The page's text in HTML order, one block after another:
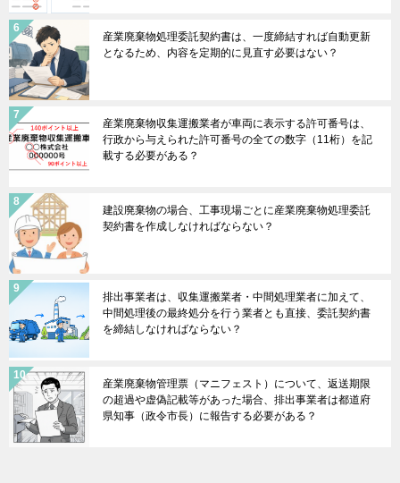
産業廃棄物処理委託契約書は、一度締結すれば自動更新
となるため、内容を定期的に見直す必要はない？
産業廃棄物収集運搬業者が車両に表示する許可番号は、
行政から与えられた許可番号の全ての数字（11桁）を記
載する必要がある？
建設廃棄物の場合、工事現場ごとに産業廃棄物処理委託
契約書を作成しなければならない？
排出事業者は、収集運搬業者・中間処理業者に加えて、
中間処理後の最終処分を行う業者とも直接、委託契約書
を締結しなければならない？
産業廃棄物管理票（マニフェスト）について、返送期限
の超過や虚偽記載等があった場合、排出事業者は都道府
県知事（政令市長）に報告する必要がある？